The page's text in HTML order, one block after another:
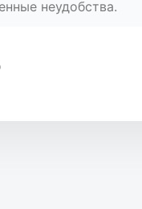
неудобства.